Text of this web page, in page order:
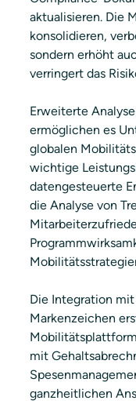
aktualisieren. Die
konsolidieren,
sondern erhöht
verringert das
Erweiterte
ermöglichen es
globalen
wichtige
datengesteuerte
die Analyse von
Die Integration
Markenzeichen
mit
ganzheitlichen